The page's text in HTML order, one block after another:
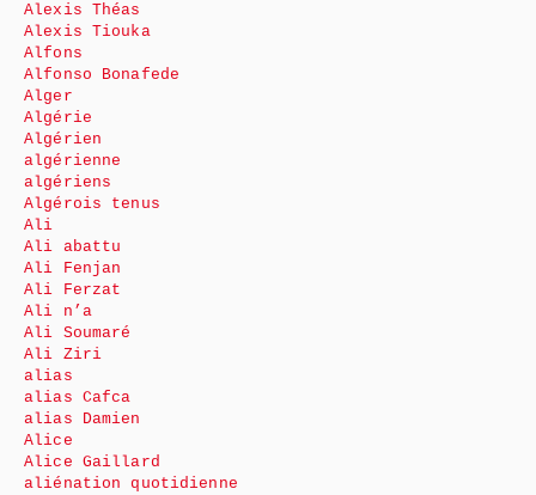
Alexis Théas
Alexis Tiouka
Alfons
Alfonso Bonafede
Alger
Algérie
Algérien
algérienne
algériens
Algérois tenus
Ali
Ali abattu
Ali Fenjan
Ali Ferzat
Ali n’a
Ali Soumaré
Ali Ziri
alias
alias Cafca
alias Damien
Alice
Alice Gaillard
aliénation quotidienne